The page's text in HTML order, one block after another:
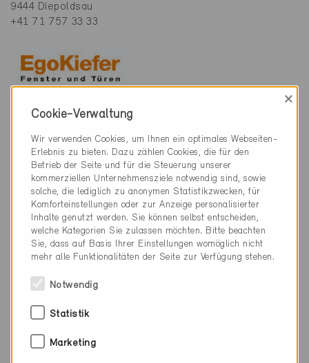
9444 Diepoldsau
+41 71 757 33 33
Rahmenmaterial
Kunststoff
U-Wert Panel
1.11 W/m2K
U-Wert Türe
1.2 W/m²K
0,70 W/m2K
Einsatzbereich
Cookie-Verwaltung
×
Wir verwenden Cookies, um Ihnen ein optimales Webseiten-
Erlebnis zu bieten. Dazu zählen Cookies, die für den
Betrieb der Seite und für die Steuerung unserer
kommerziellen Unternehmensziele notwendig sind, sowie
solche, die lediglich zu anonymen Statistikzwecken, für
Komforteinstellungen oder zur Anzeige personalisierter
Inhalte genutzt werden. Sie können selbst entscheiden,
welche Kategorien Sie zulassen möchten. Bitte beachten
Sie, dass auf Basis Ihrer Einstellungen womöglich nicht
mehr alle Funktionalitäten der Seite zur Verfügung stehen.
Notwendig
Statistik
Marketing